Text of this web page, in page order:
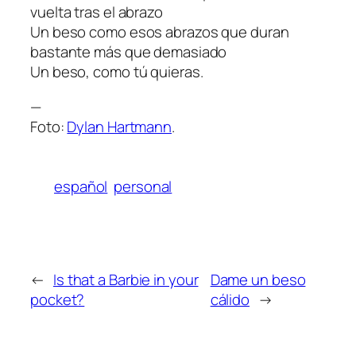
vuelta tras el abrazo
Un beso como esos abrazos que duran
bastante más que demasiado
Un beso, como tú quieras.
—
Foto:Dylan Hartmann.
español personal
← Is that a Barbie in your
pocket?
Dame un beso
cálido →